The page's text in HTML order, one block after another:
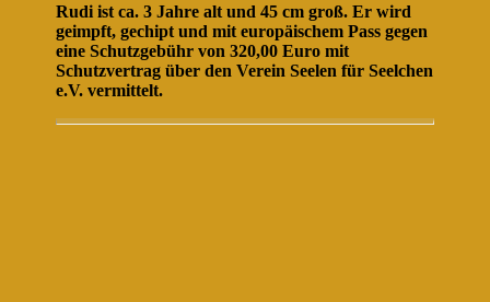
Rudi ist ca. 3 Jahre alt und 45 cm groß. Er wird
geimpft, gechipt und mit europäischem Pass gegen
eine Schutzgebühr von 320,00 Euro mit
Schutzvertrag über den Verein Seelen für Seelchen
e.V. vermittelt.